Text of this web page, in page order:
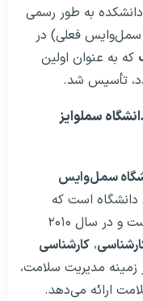
به طور رسمی
سمل‌وایس فعلی) در
که به عنوان اولین
تأسیس شد.
سملوایز
سمل‌وایس
دانشگاه است که
کار و توسعه است و در سال ۲۰۱۰
، کارشناسی
مدیریت سلامت،
ارائه می‌دهد.